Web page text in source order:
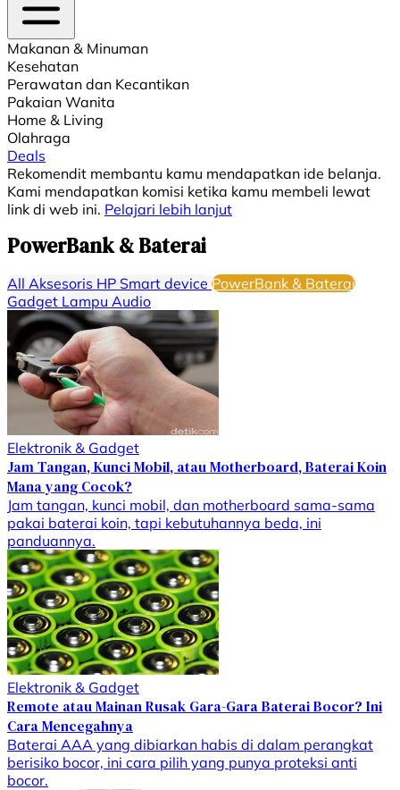
Makanan & Minuman
Kesehatan
Perawatan dan Kecantikan
Pakaian Wanita
Home & Living
Olahraga
Deals
Rekomendit membantu kamu mendapatkan ide belanja.
Kami mendapatkan komisi ketika kamu membeli lewat
link di web ini. Pelajari lebih lanjut
PowerBank & Baterai
All Aksesoris HP Smart device PowerBank & Baterai
Gadget Lampu Audio
Elektronik & Gadget
Jam Tangan, Kunci Mobil, atau Motherboard, Baterai Koin
Mana yang Cocok?
Jam tangan, kunci mobil, dan motherboard sama-sama
pakai baterai koin, tapi kebutuhannya beda, ini
panduannya.
Elektronik & Gadget
Remote atau Mainan Rusak Gara-Gara Baterai Bocor? Ini
Cara Mencegahnya
Baterai AAA yang dibiarkan habis di dalam perangkat
berisiko bocor, ini cara pilih yang punya proteksi anti
bocor.